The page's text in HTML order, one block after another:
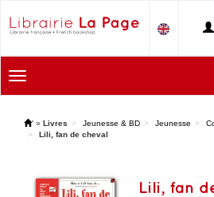
Toggle
navigation
' » Livres Jeunesse & BD Jeunesse
Lili, fan de cheval
Lili, fan